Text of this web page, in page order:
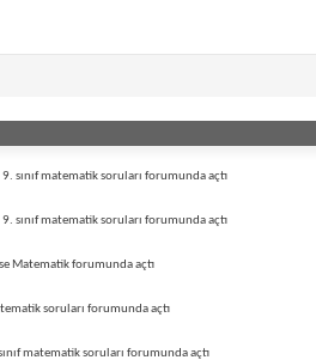
sınıf matematik soruları forumunda açtı
sınıf matematik soruları forumunda açtı
Matematik forumunda açtı
soruları forumunda açtı
matematik soruları forumunda açtı